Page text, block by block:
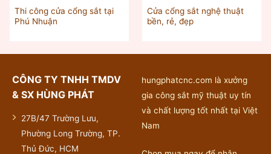
Thi công cửa cổng sắt tại
Phú Nhuận
Cửa cổng sắt nghệ thuật
bền, rẻ, đẹp
CÔNG TY TNHH TMDV
& SX HÙNG PHÁT
27B/47 Trường Lưu,
Phường Long Trường, TP.
Thủ Đức, HCM
hungphatcnc.com là xưởng
gia công sắt mỹ thuật uy tín
và chất lượng tốt nhất tại Việt
Nam